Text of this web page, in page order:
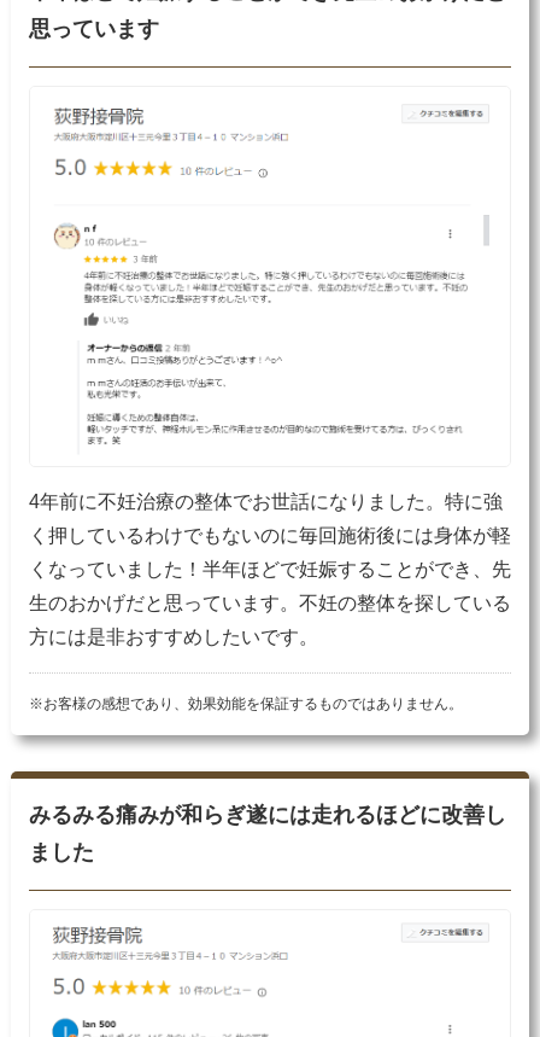
思っています
4年前に不妊治療の整体でお世話になりました。特に強
く押しているわけでもないのに毎回施術後には身体が軽
くなっていました！半年ほどで妊娠することができ、先
生のおかげだと思っています。不妊の整体を探している
方には是非おすすめしたいです。
※お客様の感想であり、効果効能を保証するものではありません。
みるみる痛みが和らぎ遂には走れるほどに改善し
ました